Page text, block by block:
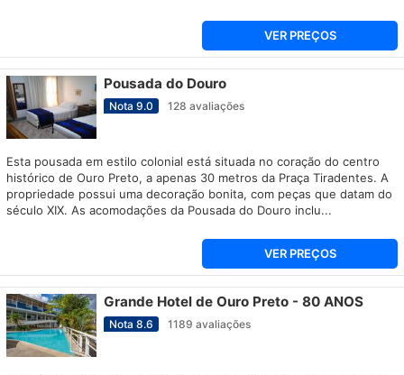
VER PREÇOS
Pousada do Douro
Nota 9.0 128 avaliações
Esta pousada em estilo colonial está situada no coração do centro
histórico de Ouro Preto, a apenas 30 metros da Praça Tiradentes. A
propriedade possui uma decoração bonita, com peças que datam do
século XIX. As acomodações da Pousada do Douro inclu...
VER PREÇOS
Grande Hotel de Ouro Preto - 80 ANOS
Nota 8.6 1189 avaliações